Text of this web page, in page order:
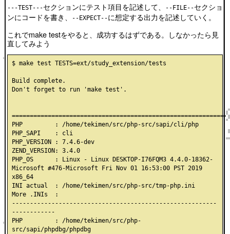
---TEST---セクションにテスト項目を記述して、 --FILE--セクショ
ンにコードを書き、
--EXPECT--に想定する出力を記述していく。
これでmake testをやると、成功するはずである。しなかったら見
直してみよう
$ make test TESTS=ext/study_extension/tests
Build complete.
Don't forget to run 'make test'.
PHP         : /home/tekimen/src/php-src/sapi/cli/php
PHP_SAPI    : cli
PHP_VERSION : 7.4.6-dev
ZEND_VERSION: 3.4.0
PHP_OS      : Linux - Linux DESKTOP-I76FQM3 4.4.0-18362-
Microsoft #476-Microsoft Fri Nov 01 16:53:00 PST 2019
x86_64
INI actual  : /home/tekimen/src/php-src/tmp-php.ini
More .INIs  :
---------------------------------------------------------
------------
PHP         : /home/tekimen/src/php-
src/sapi/phpdbg/phpdbg